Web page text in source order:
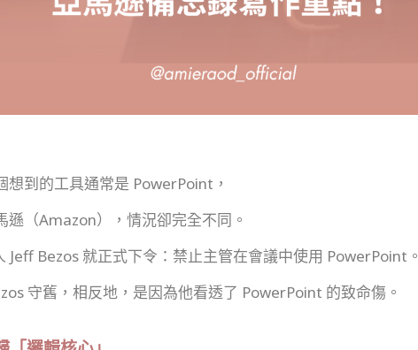
想到的工具通常是 PowerPoint，
遜（Amazon），情況卻完全不同。
Jeff Bezos 就正式下令：禁止主管在會議中使用 PowerPoint。
守舊，相反地，是因為他看透了 PowerPoint 的致命傷。